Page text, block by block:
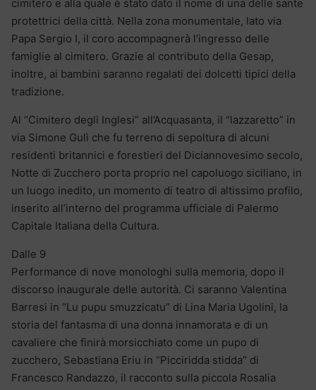
cimitero e alla quale è stato dato il nome di una delle sante
protettrici della città. Nella zona monumentale, lato via
Papa Sergio I, il coro accompagnerà l’ingresso delle
famiglie al cimitero. Grazie al contributo della Gesap,
inoltre, ai bambini saranno regalati dei dolcetti tipici della
tradizione.
Al “Cimitero degli Inglesi” all’Acquasanta, il “lazzaretto” in
via Simone Gulì che fu terreno di sepoltura di alcuni
residenti britannici e forestieri del Diciannovesimo secolo,
Notte di Zucchero porta proprio nel capoluogo siciliano, in
un luogo inedito, un momento di teatro di altissimo profilo,
inserito all’interno del programma ufficiale di Palermo
Capitale Italiana della Cultura.
Dalle 9
Performance di nove monologhi sulla memoria, dopo il
discorso inaugurale delle autorità. Ci saranno Valentina
Barresi in “Lu pupu smuzzicatu” di Lina Maria Ugolini, la
storia del fantasma di una donna innamorata e di un
cavaliere che finirà morsicchiato come un pupo di
zucchero, Sebastiana Eriu in “Picciridda stidda” di
Francesco Randazzo, il racconto sulla piccola Rosalia